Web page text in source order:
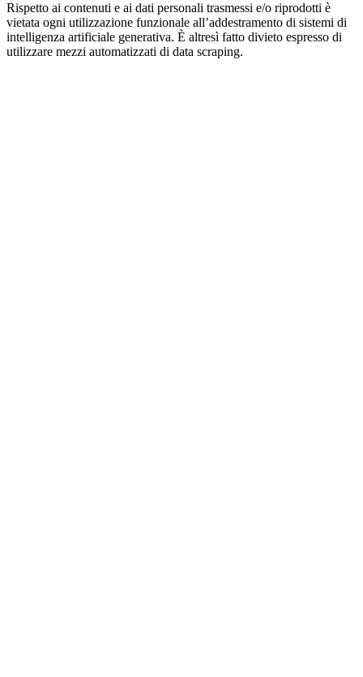
Rispetto ai contenuti e ai dati personali trasmessi e/o riprodotti è
vietata ogni utilizzazione funzionale all’addestramento di sistemi di
intelligenza artificiale generativa. È altresì fatto divieto espresso di
utilizzare mezzi automatizzati di data scraping.